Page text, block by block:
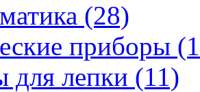
(28)
приборы
для лепки (11)